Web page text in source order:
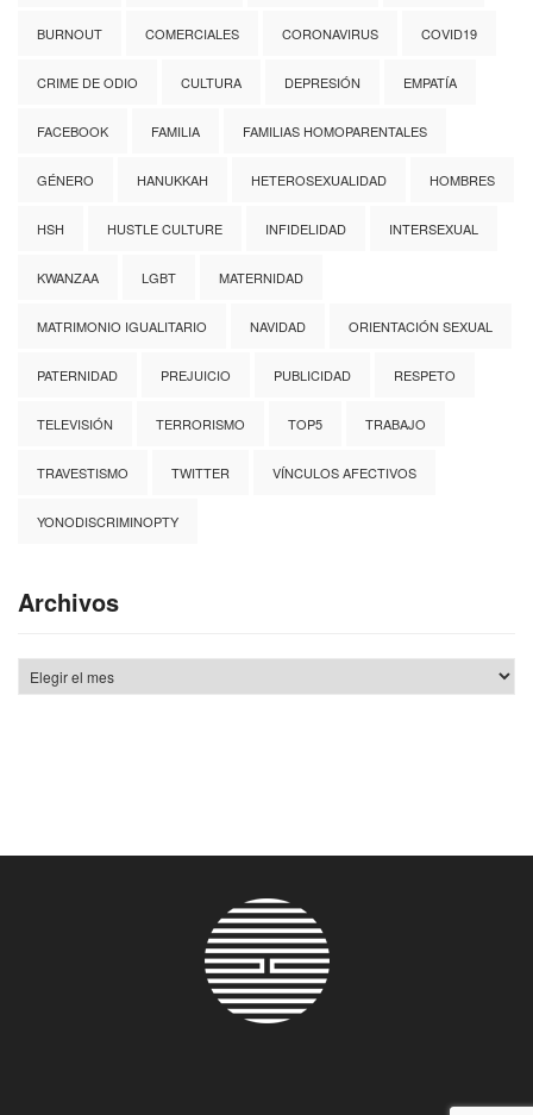
BURNOUT COMERCIALES CORONAVIRUS COVID19
CRIME DE ODIO CULTURA DEPRESIÓN EMPATÍA
FACEBOOK FAMILIA FAMILIAS HOMOPARENTALES
GÉNERO HANUKKAH HETEROSEXUALIDAD HOMBRES
HSH HUSTLE CULTURE INFIDELIDAD INTERSEXUAL
KWANZAA LGBT MATERNIDAD
MATRIMONIO IGUALITARIO NAVIDAD ORIENTACIÓN SEXUAL
PATERNIDAD PREJUICIO PUBLICIDAD RESPETO
TELEVISIÓN TERRORISMO TOP5 TRABAJO
TRAVESTISMO TWITTER VÍNCULOS AFECTIVOS
YONODISCRIMINOPTY
Archivos
Archivos